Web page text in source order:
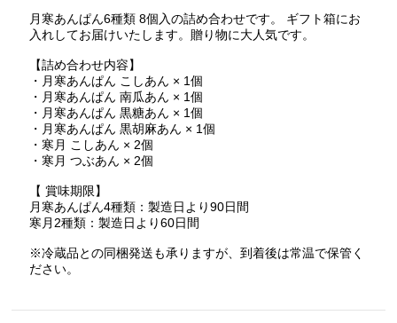
月寒あんぱん6種類 8個入の詰め合わせです。 ギフト箱にお
入れしてお届けいたします。贈り物に大人気です。
【詰め合わせ内容】
・月寒あんぱん こしあん × 1個
・月寒あんぱん 南瓜あん × 1個
・月寒あんぱん 黒糖あん × 1個
・月寒あんぱん 黒胡麻あん × 1個
・寒月 こしあん × 2個
・寒月 つぶあん × 2個
【 賞味期限】
月寒あんぱん4種類：製造日より90日間
寒月2種類：製造日より60日間
※冷蔵品との同梱発送も承りますが、到着後は常温で保管く
ださい。